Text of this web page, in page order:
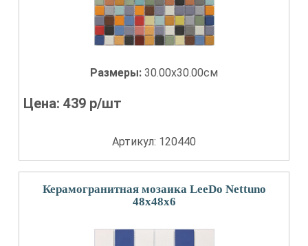
Размеры: 30.00x30.00см
Цена:439 р/шт
Артикул: 120440
Керамогранитная мозаика LeeDo Nettuno
48x48x6